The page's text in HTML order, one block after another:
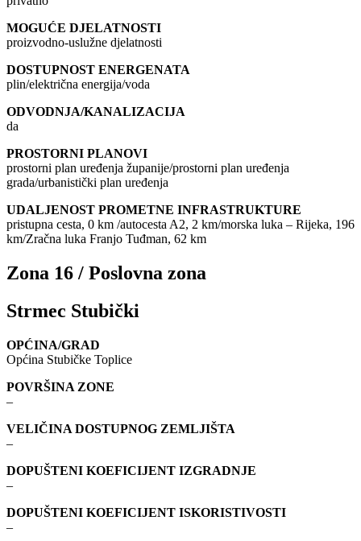
MOGUĆE DJELATNOSTI
proizvodno-uslužne djelatnosti
DOSTUPNOST ENERGENATA
plin/električna energija/voda
ODVODNJA/KANALIZACIJA
da
PROSTORNI PLANOVI
prostorni plan uređenja županije/prostorni plan uređenja
grada/urbanistički plan uređenja
UDALJENOST PROMETNE INFRASTRUKTURE
pristupna cesta, 0 km /autocesta A2, 2 km/morska luka – Rijeka, 196
km/Zračna luka Franjo Tuđman, 62 km
Zona 16 / Poslovna zona
Strmec Stubički
OPĆINA/GRAD
Općina Stubičke Toplice
POVRŠINA ZONE
–
VELIČINA DOSTUPNOG ZEMLJIŠTA
–
DOPUŠTENI KOEFICIJENT IZGRADNJE
–
DOPUŠTENI KOEFICIJENT ISKORISTIVOSTI
–